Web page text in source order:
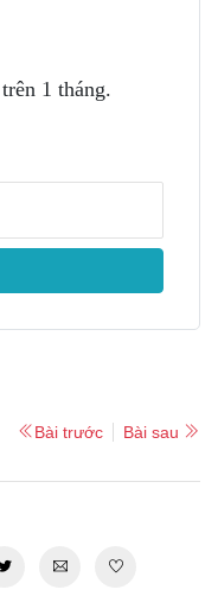
1 tháng.
Bài trước
Bài sau